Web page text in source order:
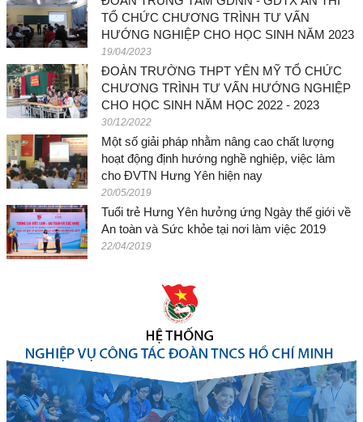
TỔ CHỨC CHƯƠNG TRÌNH TƯ VẤN
HƯỚNG NGHIỆP CHO HỌC SINH NĂM 2023
19/04/2023
ĐOÀN TRƯỜNG THPT YÊN MỸ TỔ CHỨC
CHƯƠNG TRÌNH TƯ VẤN HƯỚNG NGHIỆP
CHO HỌC SINH NĂM HỌC 2022 - 2023
30/12/2022
Một số giải pháp nhằm nâng cao chất lượng
hoạt động định hướng nghề nghiệp, việc làm
cho ĐVTN Hưng Yên hiện nay
20/05/2019
Tuổi trẻ Hưng Yên hưởng ứng Ngày thế giới về
An toàn và Sức khỏe tại nơi làm việc 2019
22/04/2019